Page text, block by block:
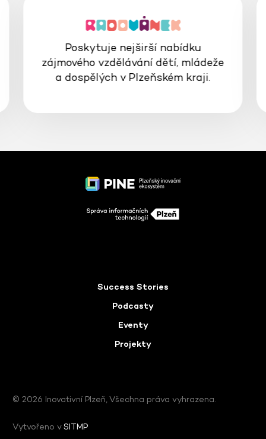
Poskytuje nejširší nabídku
zájmového vzdělávání dětí, mládeže
a dospělých v Plzeňském kraji.
Success Stories
Podcasty
Eventy
Projekty
© 2026 Inovativní Plzeň, Všechna práva vyhrazena.
Vytvořeno vSITMP